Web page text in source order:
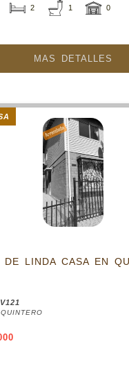
2 1 0
MAS DETALLES
DE LINDA CASA EN